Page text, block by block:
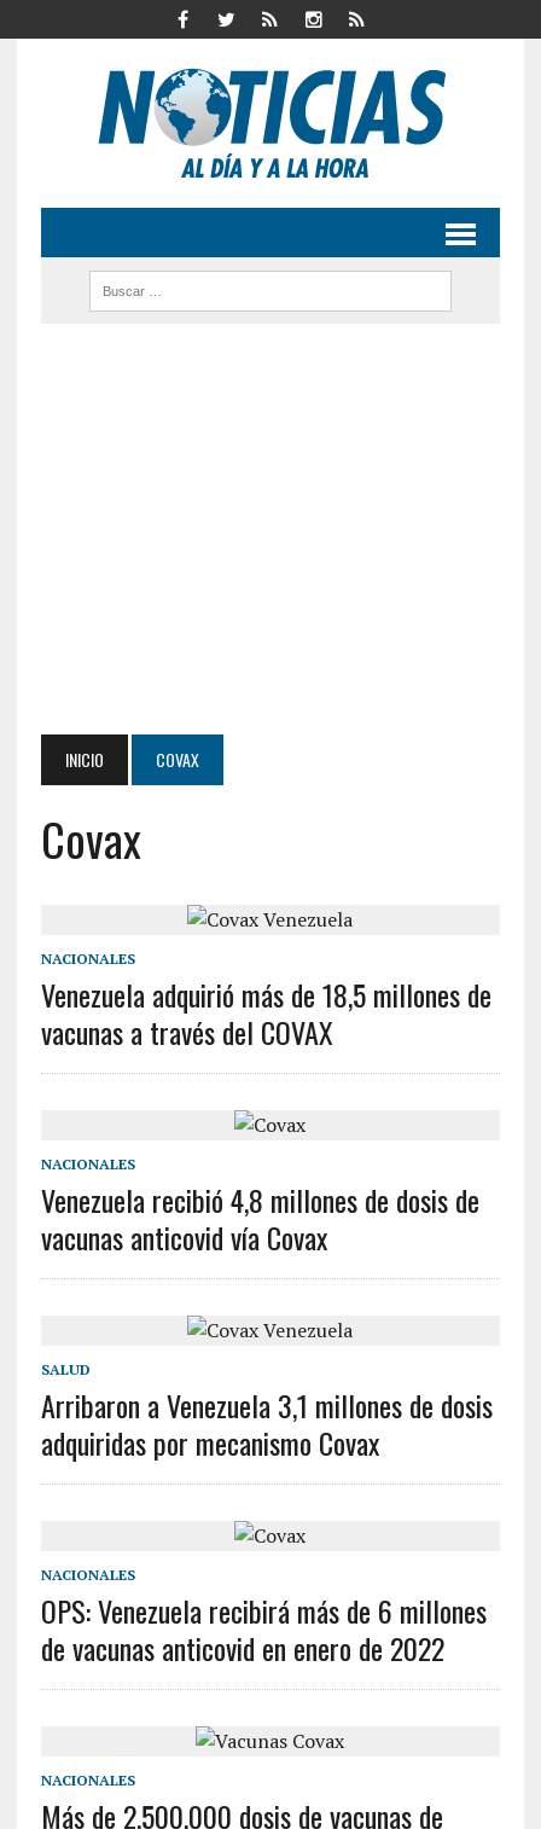
INICIO COVAX
Covax
NACIONALES
Venezuela adquirió más de 18,5 millones de
vacunas a través del COVAX
NACIONALES
Venezuela recibió 4,8 millones de dosis de
vacunas anticovid vía Covax
SALUD
Arribaron a Venezuela 3,1 millones de dosis
adquiridas por mecanismo Covax
NACIONALES
OPS: Venezuela recibirá más de 6 millones
de vacunas anticovid en enero de 2022
NACIONALES
Más de 2.500.000 dosis de vacunas de